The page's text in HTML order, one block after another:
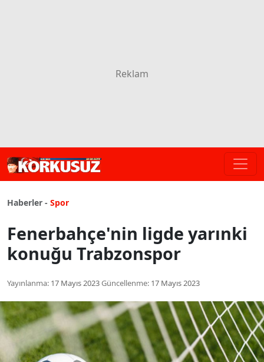
Haberler - Spor
Fenerbahçe'nin ligde yarınki
konuğu Trabzonspor
Yayınlanma: 17 Mayıs 2023Güncellenme: 17 Mayıs 2023